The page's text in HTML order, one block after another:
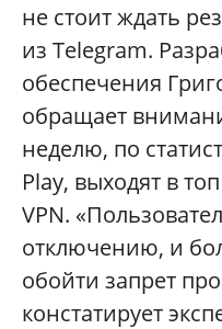
не стоит ждать
из Telegram.
обеспечения
обращает
неделю, по
Play, выходят в
VPN.
отключению, и
обойти запрет
констатирует